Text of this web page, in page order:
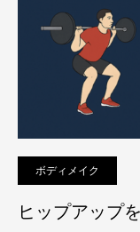
ボディメイク
ヒップアップ